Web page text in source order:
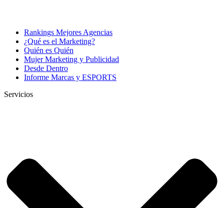
Rankings Mejores Agencias
¿Qué es el Marketing?
Quién es Quién
Mujer Marketing y Publicidad
Desde Dentro
Informe Marcas y ESPORTS
Servicios